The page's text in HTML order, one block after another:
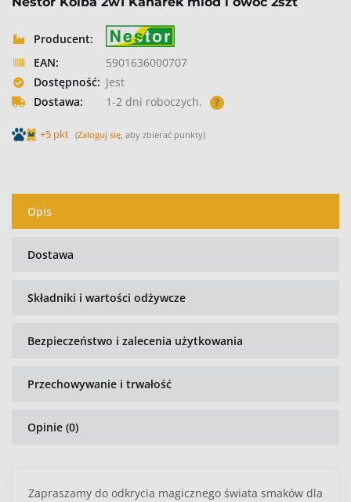
Producent:
EAN:
5901636000707
Dostępność: Jest
Dostawa:
1-2 dni roboczych. ?
+5 pkt (Zaloguj się , aby zbierać punkty)
Opis
Dostawa
Składniki i wartości odżywcze
Bezpieczeństwo i zalecenia użytkowania
Przechowywanie i trwałość
Opinie (0)
Zapraszamy do odkrycia magicznego świata smaków dla